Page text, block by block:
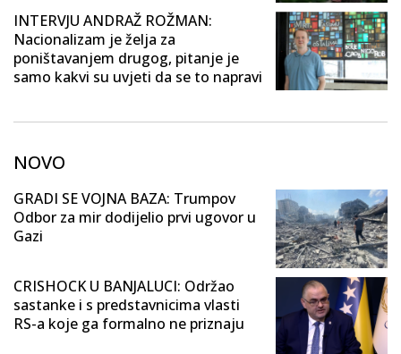
INTERVJU ANDRAŽ ROŽMAN:
Nacionalizam je želja za
poništavanjem drugog, pitanje je
samo kakvi su uvjeti da se to napravi
NOVO
GRADI SE VOJNA BAZA: Trumpov
Odbor za mir dodijelio prvi ugovor u
Gazi
CRISHOCK U BANJALUCI: Održao
sastanke i s predstavnicima vlasti
RS-a koje ga formalno ne priznaju